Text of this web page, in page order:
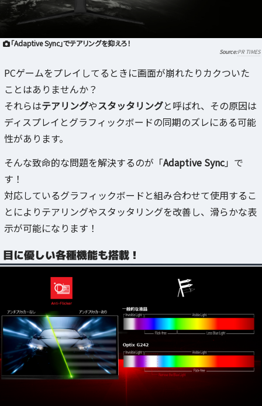
「Adaptive Sync」でテアリングを抑えろ！
PR TIMES
PCゲームをプレイしてるときに画面が崩れたりカクついた
ことはありませんか？
それらはテアリングやスタッタリングと呼ばれ、その原因は
ディスプレイとグラフィックボードの同期のズレにある可能
性があります。
そんな致命的な問題を解決するのが「Adaptive Sync」で
す！
対応しているグラフィックボードと組み合わせて使用するこ
とによりテアリングやスタッタリングを改善し、滑らかな表
示が可能になります！
目に優しい各種機能も搭載！